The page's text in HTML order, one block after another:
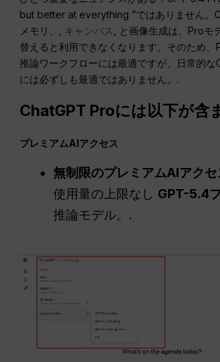
but better at everything ”ではありません。
メモリ、, キャンバス
, と画像生成は、Proモ
替えると利用できなくなります。そのため、
推論ワークフローには最適ですが、日常的な
には必ずしも最適ではありません。.
ChatGPT Proには以下が含
プレミアムAIアクセス
無制限のプレミアムAIアクセ
使用量の上限なし GPT-5.4
推論モデル。.